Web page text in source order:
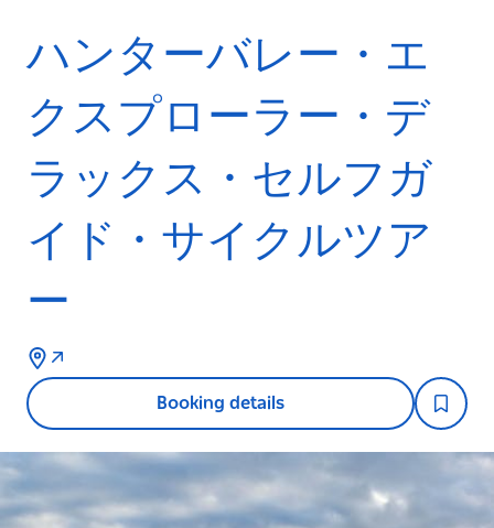
ハンターバレー・エ
クスプローラー・デ
ラックス・セルフガ
イド・サイクルツア
ー
Booking details